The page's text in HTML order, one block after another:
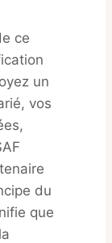
ce
un
vos
du
que